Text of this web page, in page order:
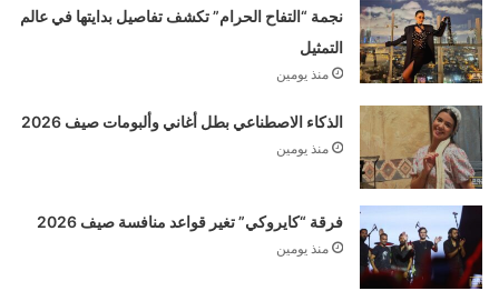
نجمة “التفاح الحرام” تكشف تفاصيل بدايتها في عالم
التمثيل
منذ يومين
الذكاء الاصطناعي بطل أغاني وألبومات صيف 2026
منذ يومين
فرقة “كايروكي” تغير قواعد منافسة صيف 2026
منذ يومين